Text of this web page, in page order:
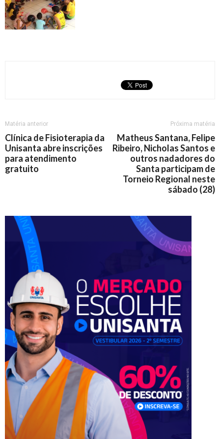
Matéria anterior
Clínica de Fisioterapia da
Unisanta abre inscrições
para atendimento
gratuito
Próxima matéria
Matheus Santana, Felipe
Ribeiro, Nicholas Santos e
outros nadadores do
Santa participam de
Torneio Regional neste
sábado (28)